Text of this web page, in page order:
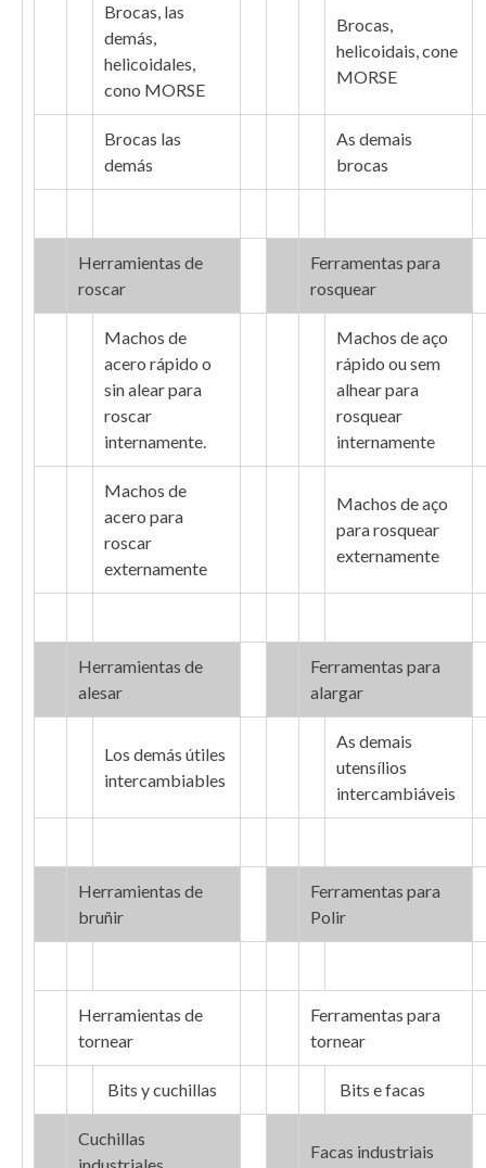
Brocas, las
demás,
helicoidales,
cono MORSE
Brocas,
helicoidais, cone
MORSE
Brocas las
demás
As demais
brocas
Herramientas de
roscar
Ferramentas para
rosquear
Machos de
acero rápido o
sin alear para
roscar
internamente.
Machos de aço
rápido ou sem
alhear para
rosquear
internamente
Machos de
acero para
roscar
externamente
Machos de aço
para rosquear
externamente
Herramientas de
alesar
Ferramentas para
alargar
Los demás útiles
intercambiables
As demais
utensílios
intercambiáveis
Herramientas de
bruñir
Ferramentas para
Polir
Herramientas de
tornear
Ferramentas para
tornear
Bits y cuchillas Bits e facas
Cuchillas
Facas industriais